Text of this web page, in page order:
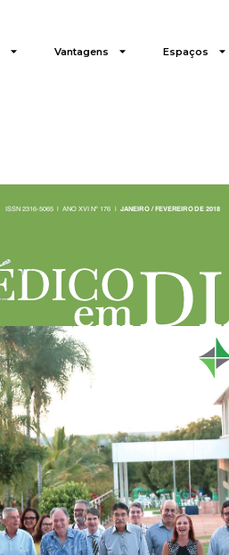
Vantagens Espaços